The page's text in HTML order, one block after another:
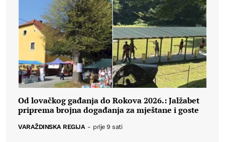
Od lovačkog gađanja do Rokova 2026.: Jalžabet
priprema brojna događanja za mještane i goste
VARAŽDINSKA REGIJA - prije 9 sati